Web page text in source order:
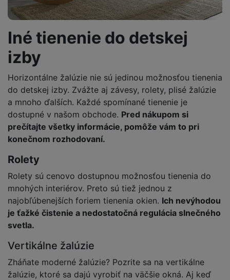
Iné tienenie do detskej
izby
Horizontálne žalúzie nie sú jedinou možnosťou tienenia
do detskej izby. Zvážte aj závesy, rolety, plisé žalúzie
a mnoho ďalších. Každé spomínané tienenie je
dostupné v našom obchode. Pred nákupom si
prečítajte všetky informácie, pomôže vám to pri
konečnom rozhodovaní.
Rolety
Rolety sú cenovo dostupnou možnosťou tienenia do
mnohých interiérov. Preto sú tiež jednou z
najobľúbenejších foriem tienenia okien. Ich nevýhodou
je ťažké čistenie a nedostatočná regulácia slnečného
svetla.
Vertikálne žalúzie
Zháňate moderné žalúzie? Pozrite sa na vertikálne
žalúzie, ktoré sa dajú vyrobiť na väčšie okná. Aj keď